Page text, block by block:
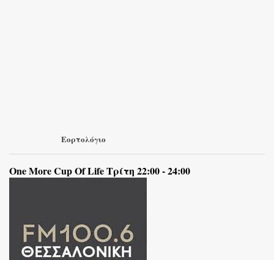
Εορτολόγιο
One More Cup Of Life Τρίτη 22:00 - 24:00